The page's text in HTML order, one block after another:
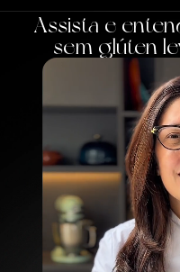
Assista e
sem glúten